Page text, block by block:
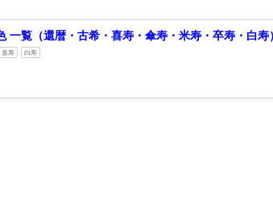
一覧（還暦・古希・喜寿・傘寿・米寿・卒寿・白
喜寿 白寿